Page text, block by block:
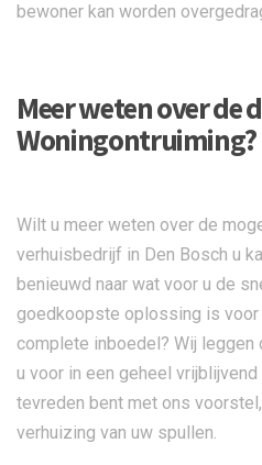
bewoner kan worden
Meer weten over de
Woningontruiming?
Wilt u meer weten over de
verhuisbedrijf in Den Bosch u
benieuwd naar wat voor u de
goedkoopste oplossing is voor
complete inboedel? Wij leggen
u voor in een geheel vrijblijvend
tevreden bent met ons
verhuizing van uw spullen.